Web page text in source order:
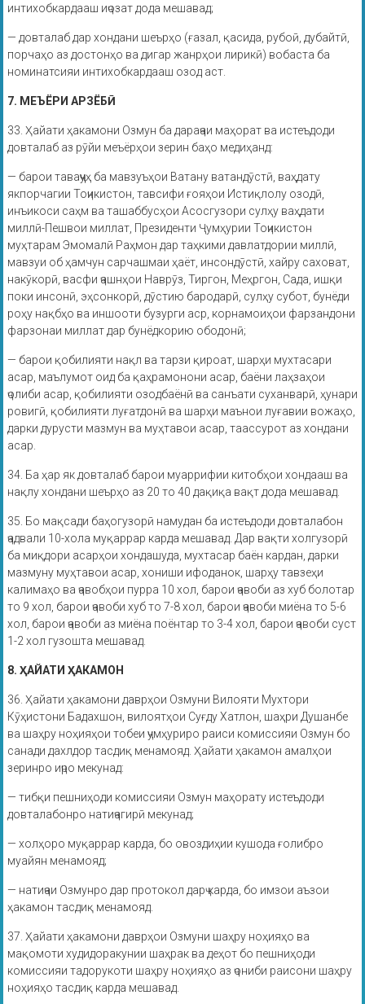
интихобкардааш иҷозат дода мешавад;
— довталаб дар хондани шеърҳо (ғазал, қасида, рубоӣ, дубайтӣ,
порчаҳо аз достонҳо ва дигар жанрҳои лирикӣ) вобаста ба
номинатсияи интихобкардааш озод аст.
7. МЕЪЁРИ АРЗЁБӢ
33. Ҳайати ҳакамони Озмун ба дараҷаи маҳорат ва истеъдоди
довталаб аз рӯйи меъёрҳои зерин баҳо медиҳанд:
— барои таваҷҷуҳ ба мавзуъҳои Ватану ватандӯстӣ, ваҳдату
якпорчагии Тоҷикистон, тавсифи ғояҳои Истиқлолу озодӣ,
инъикоси саҳм ва ташаббусҳои Асосгузори сулҳу ваҳдати
миллӣ-Пешвои миллат, Президенти Ҷумҳурии Тоҷикистон
муҳтарам Эмомалӣ Раҳмон дар таҳкими давлатдории миллӣ,
мавзуи об ҳамчун сарчашмаи ҳаёт, инсондӯстӣ, хайру саховат,
накӯкорӣ, васфи ҷашнҳои Наврӯз, Тиргон, Меҳргон, Сада, ишқи
поки инсонӣ, эҳсонкорӣ, дӯстию бародарӣ, сулҳу субот, бунёди
роҳу нақбҳо ва иншооти бузурги аср, корнамоиҳои фарзандони
фарзонаи миллат дар бунёдкорию ободонӣ;
— барои қобилияти нақл ва тарзи қироат, шарҳи мухтасари
асар, маълумот оид ба қаҳрамонони асар, баёни лаҳзаҳои
ҷолиби асар, қобилияти озодбаёнӣ ва санъати суханварӣ, ҳунари
ровигӣ, қобилияти луғатдонӣ ва шарҳи маънои луғавии вожаҳо,
дарки дурусти мазмун ва муҳтавои асар, таассурот аз хондани
асар.
34. Ба ҳар як довталаб барои муаррифии китобҳои хондааш ва
нақлу хондани шеърҳо аз 20 то 40 дақиқа вақт дода мешавад.
35. Бо мақсади баҳогузорӣ намудан ба истеъдоди довталабон
ҷадвали 10-хола муқаррар карда мешавад. Дар вақти холгузорӣ
ба миқдори асарҳои хондашуда, мухтасар баён кардан, дарки
мазмуну муҳтавои асар, хониши ифоданок, шарҳу тавзеҳи
калимаҳо ва ҷавобҳои пурра 10 хол, барои ҷавоби аз хуб болотар
то 9 хол, барои ҷавоби хуб то 7-8 хол, барои ҷавоби миёна то 5-6
хол, барои ҷавоби аз миёна поёнтар то 3-4 хол, барои ҷавоби суст
1-2 хол гузошта мешавад.
8. ҲАЙАТИ ҲАКАМОН
36. Ҳайати ҳакамони даврҳои Озмуни Вилояти Мухтори
Кӯҳистони Бадахшон, вилоятҳои Суғду Хатлон, шаҳри Душанбе
ва шаҳру ноҳияҳои тобеи ҷумҳуриро раиси комиссияи Озмун бо
санади дахлдор тасдиқ менамояд. Ҳайати ҳакамон амалҳои
зеринро иҷро мекунад:
— тибқи пешниҳоди комиссияи Озмун маҳорату истеъдоди
довталабонро натиҷагирӣ мекунад;
— холҳоро муқаррар карда, бо овоздиҳии кушода ғолибро
муайян менамояд;
— натиҷаи Озмунро дар протокол дарҷ карда, бо имзои аъзои
ҳакамон тасдиқ менамояд.
37. Ҳайати ҳакамони даврҳои Озмуни шаҳру ноҳияҳо ва
мақомоти худидоракунии шаҳрак ва деҳот бо пешниҳоди
комиссияи тадорукоти шаҳру ноҳияҳо аз ҷониби раисони шаҳру
ноҳияҳо тасдиқ карда мешавад.